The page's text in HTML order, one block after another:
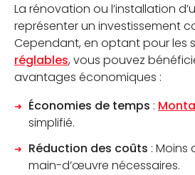
BLOG
JE SUIS PROFESSIONNEL
OÙ TROUVER NOS PRODUITS
CONTACTEZ-NOUS
La rénovation ou l’installation
représenter un investissement
Cependant, en optant pour les
réglables, vous pouvez
avantages économiques :
Économies de temps :
simplifié.
Réduction des coûts : Moins
main-d’œuvre nécessaires.